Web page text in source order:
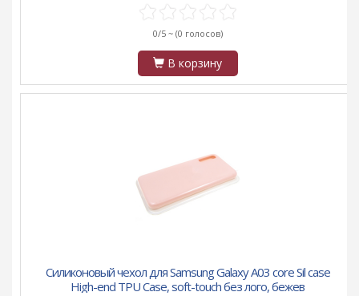
0/5 ~ (0 голосов)
В корзину
Силиконовый чехол для Samsung Galaxy A03 core Sil case
High-end TPU Case, soft-touch без лого, бежев